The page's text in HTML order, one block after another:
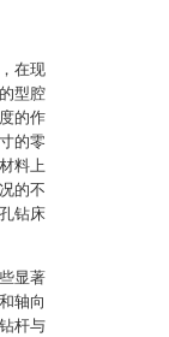
在现
型腔
的作
的零
料上
的不
钻床
显著
轴向
杆与